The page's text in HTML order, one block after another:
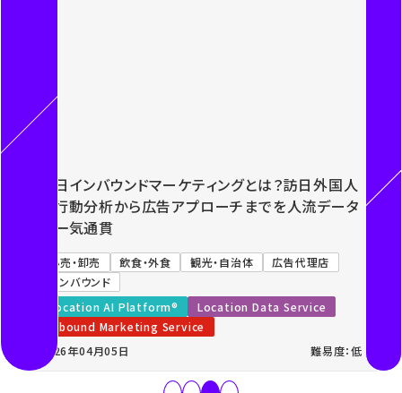
訪日インバウンドマーケティングとは？訪日外国人
の行動分析から広告アプローチまでを人流データ
で一気通貫
小売・卸売 飲食・外食 観光・自治体
広告代理店
インバウンド
Location AI Platform®
Location Data Service
Inbound Marketing Service
2026年04月05日
難易度：低